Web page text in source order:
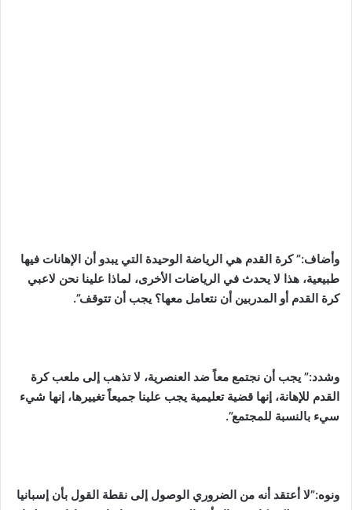
وأضاف:” كرة القدم هي الرياضة الوحيدة التي يبدو أن الإهانات فيها
طبيعية، هذا لا يحدث في الرياضات الأخرى، لماذا علينا نحن لاعبي
كرة القدم أو المدربين أن نتعامل معها؟ يجب أن تتوقف”.
وشدد:” يجب أن نجتمع معاً ضد العنصرية، لا تذهب إلى ملعب كرة
القدم للإهانة، إنها قضية تعليمية يجب علينا جميعاً تغييرها، إنها شيء
سيء بالنسبة للمجتمع”.
ونوه:”لا أعتقد أنه من الضروري الوصول إلى نقطة القول بأن إسبانيا